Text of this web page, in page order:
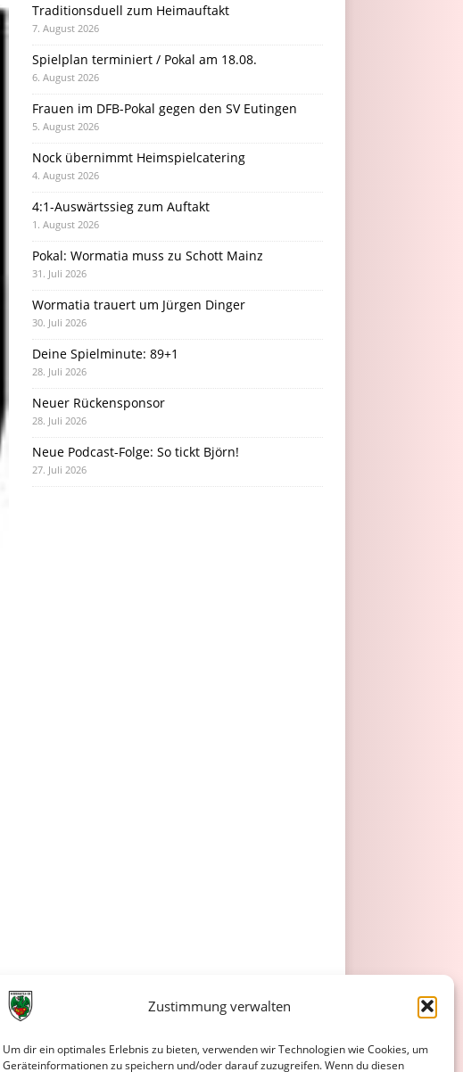
Zustimmung verwalten
Um dir ein optimales Erlebnis zu bieten, verwenden wir Technologien wie Cookies, um
Geräteinformationen zu speichern und/oder darauf zuzugreifen. Wenn du diesen
Traditionsduell zum Heimauftakt
7. August 2026
Spielplan terminiert / Pokal am 18.08.
6. August 2026
Frauen im DFB-Pokal gegen den SV Eutingen
5. August 2026
Nock übernimmt Heimspielcatering
4. August 2026
4:1-Auswärtssieg zum Auftakt
1. August 2026
Pokal: Wormatia muss zu Schott Mainz
31. Juli 2026
Wormatia trauert um Jürgen Dinger
30. Juli 2026
Deine Spielminute: 89+1
28. Juli 2026
Neuer Rückensponsor
28. Juli 2026
Neue Podcast-Folge: So tickt Björn!
27. Juli 2026